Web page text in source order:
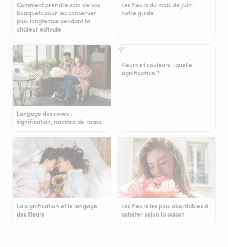
Comment prendre soin de vos
bouquets pour les conserver
plus longtemps pendant la
chaleur estivale
Les fleurs du mois de Juin :
notre guide
Langage des roses :
signification, nombre de roses…
Fleurs et couleurs : quelle
signification ?
La signification et le langage
des fleurs
Les fleurs les plus abordables à
acheter selon la saison